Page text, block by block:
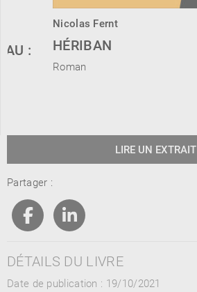
:
Nicolas Fernt
HÉRIBAN
Roman
LIRE UN EXTRAIT
Partager :
DÉTAILS DU LIVRE
Date de publication : 19/10/2021